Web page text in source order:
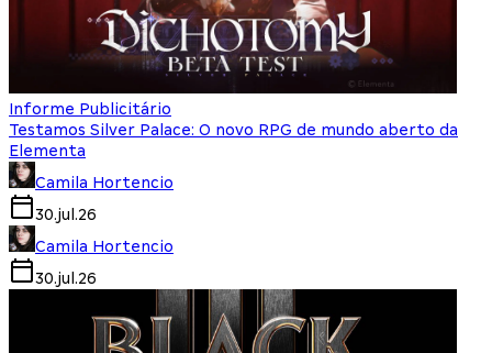
Informe Publicitário
Testamos Silver Palace: O novo RPG de mundo aberto da
Elementa
Camila Hortencio
30.jul.26
Camila Hortencio
30.jul.26